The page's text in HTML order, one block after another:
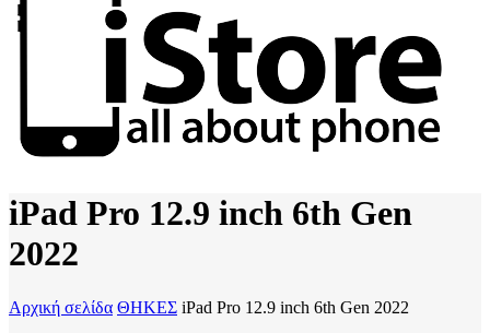
iPad Pro 12.9 inch 6th Gen
2022
Αρχική σελίδα ΘΗΚΕΣ iPad Pro 12.9 inch 6th Gen 2022